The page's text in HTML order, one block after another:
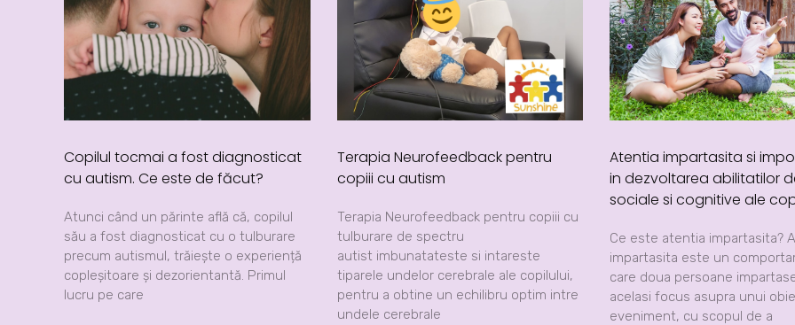
Copilul tocmai a fost diagnosticat
cu autism. Ce este de făcut?
Atunci când un părinte află că, copilul
său a fost diagnosticat cu o tulburare
precum autismul, trăiește o experiență
copleșitoare și dezorientantă. Primul
lucru pe care
Terapia Neurofeedback pentru
copiii cu autism
Terapia Neurofeedback pentru copiii cu
tulburare de spectru
autist imbunatateste si intareste
tiparele undelor cerebrale ale copilului,
pentru a obtine un echilibru optim intre
undele cerebrale
Atentia impartasita si
in dezvoltarea abilitatilor
sociale si cognitive ale
Ce este atentia impartasita?
impartasita este un
care doua persoane
acelasi focus asupra unui
eveniment, cu scopul de a